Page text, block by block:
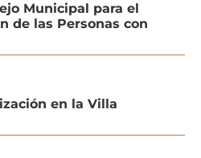
Municipal para el
de las Personas con
en la Villa